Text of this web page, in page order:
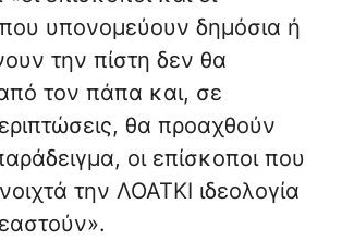
που υπονομεύουν δημόσια ή
την πίστη δεν θα
τον πάπα και, σε
θα προαχθούν
οι επίσκοποι που
την ΛΟΑΤΚΙ ιδεολογία